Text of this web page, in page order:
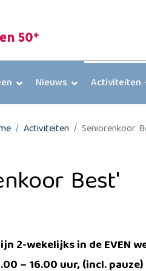
Nieuws Activiteiten
Activiteiten Seniorenkoor
Best'
2-wekelijks in de EVEN
– 16.00 uur, (incl.